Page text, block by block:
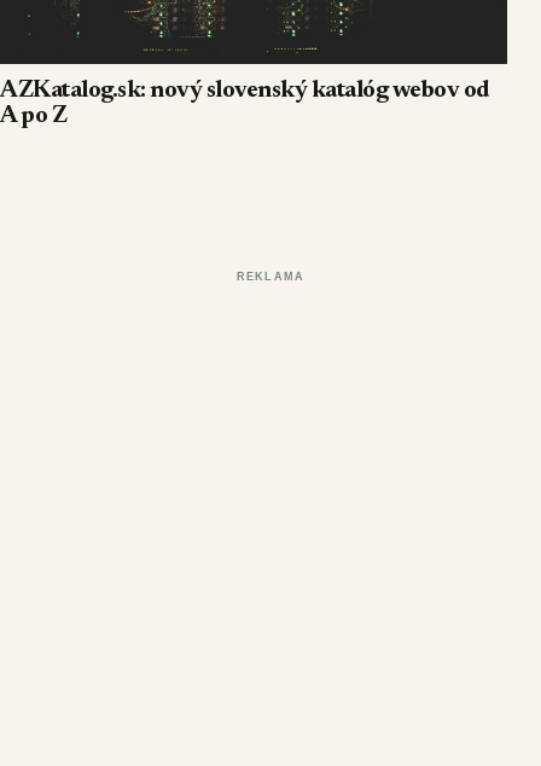
AZKatalog.sk: nový slovenský katalóg webov od
A po Z
REKLAMA